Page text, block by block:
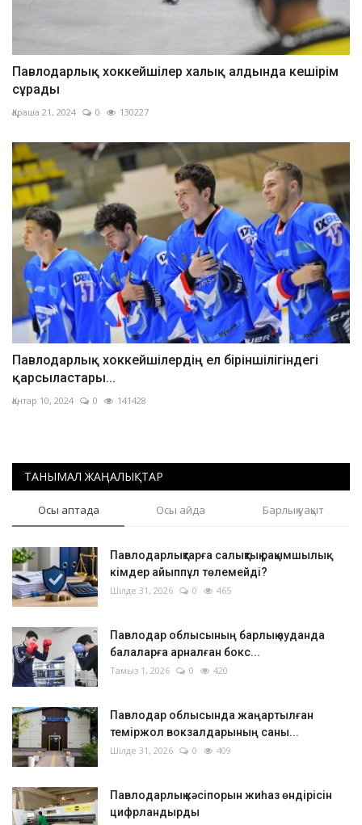
Павлодарлық хоккейшілер халық алдында кешірім
сұрады
Қараша 21, 2024 0 130227
Павлодарлық хоккейшілердің ел біріншілігіндегі
қарсыластары...
Қантар 10, 2024 0 141428
ТАНЫМАЛ ЖАҢАЛЫҚТАР
Осы аптада Осы айда Барлық уақыт
Павлодарлықтарға салықтық рақымшылық:
кімдер айыппұл төлемейді?
Шілде 31, 2026 0 465
Павлодар облысының барлық ауданда
балаларға арналған бокс...
Тамыз 1, 2026 0 420
Павлодар облысында жаңартылған
теміржол вокзалдарының саны...
Шілде 31, 2026 0 409
Павлодарлық кәсіпорын жиһаз өндірісін
цифрландырды